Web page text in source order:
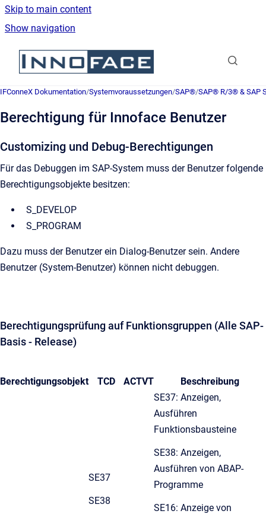
Skip to main content
Show navigation
Go to homepage
IFConneX Dokumentation/Systemvoraussetzungen/SAP®/SAP® R/3® & SAP
Berechtigung für Innoface Benutzer
Customizing und Debug-Berechtigungen
Für das Debuggen im SAP-System muss der Benutzer folgende
Berechtigungsobjekte besitzen:
S_DEVELOP
S_PROGRAM
Dazu muss der Benutzer ein Dialog-Benutzer sein. Andere
Benutzer (System-Benutzer) können nicht debuggen.
Berechtigungsprüfung auf Funktionsgruppen (Alle SAP-
Basis - Release)
Berechtigungsobjekt TCD ACTVT Beschreibung
SE37
SE38
SE37: Anzeigen,
Ausführen
Funktionsbausteine
SE38: Anzeigen,
Ausführen von ABAP-
Programme
SE16: Anzeige von